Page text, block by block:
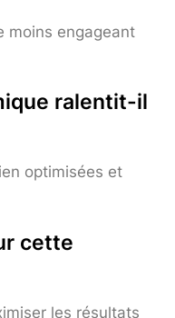
moins engageant
ralentit-il
optimisées et
cette
les résultats